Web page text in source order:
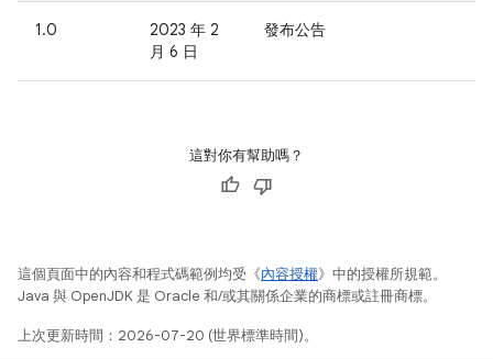
1.0
2023 年 2
月 6 日
發布公告
這對你有幫助嗎？
這個頁面中的內容和程式碼範例均受《內容授權》中的授權所規範。
Java 與 OpenJDK 是 Oracle 和/或其關係企業的商標或註冊商標。
上次更新時間：2026-07-20 (世界標準時間)。